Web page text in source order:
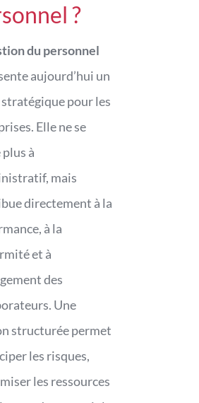
?
du personnel
aujourd’hui un
pour les
Elle ne se
à
mais
directement à la
à la
et à
des
Une
structurée permet
les risques,
les ressources